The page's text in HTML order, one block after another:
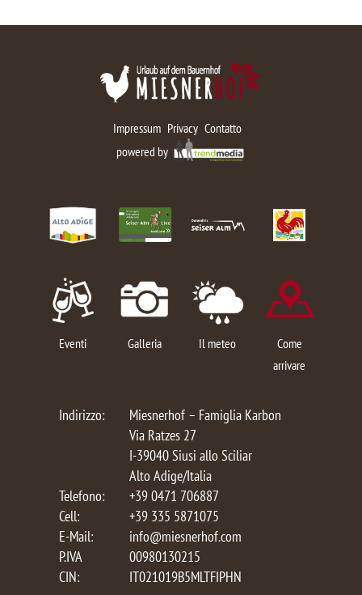
Impressum Privacy Contatto
powered by
Eventi Galleria Il meteo
Come
arrivare
Indirizzo:
Miesnerhof – Famiglia Karbon
Via Ratzes 27
I-39040 Siusi allo Sciliar
Alto Adige/Italia
Telefono:
+39 0471 706887
Cell:
+39 335 5871075
E-Mail:
info@miesnerhof.com
P.IVA
00980130215
CIN:
IT021019B5MLTFIPHN